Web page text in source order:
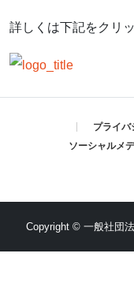
詳しくは下記をクリ
プライバ
ソーシャルメ
Copyright © 一般社団